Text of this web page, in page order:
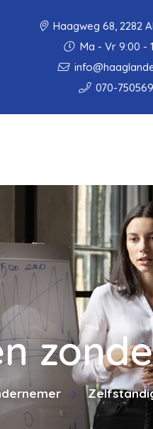
Haagweg 68, 2282
Ma - Vr 9:00 -
070-